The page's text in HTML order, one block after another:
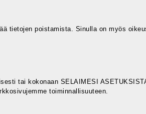
tietojen poistamista. Sinulla on myös
tai kokonaan SELAIMESI
toiminnallisuuteen.